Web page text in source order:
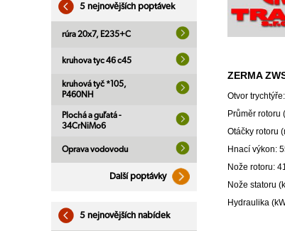
5 nejnovějších poptávek
rúra 20x7, E235+C
kruhova tyc 46 c45
kruhová tyč *105,
P460NH
Plochá a guľatá -
34CrNiMo6
Oprava vodovodu
Další poptávky
5 nejnovějších nabídek
ZERMA
Otvor
Průměr rotoru
Otáčky rotoru
Hnací výkon:
Nože rotoru:
Nože statoru
Hydraulika